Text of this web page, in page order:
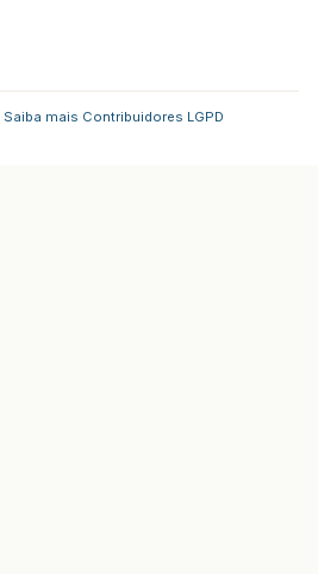
Saiba mais Contribuidores LGPD